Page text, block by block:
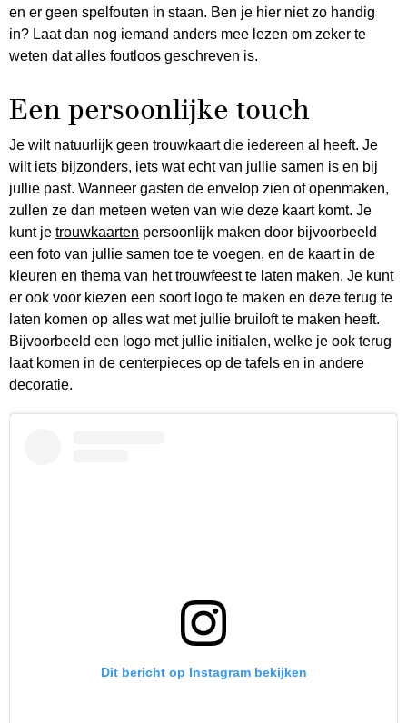
en er geen spelfouten in staan. Ben je hier niet zo handig
in? Laat dan nog iemand anders mee lezen om zeker te
weten dat alles foutloos geschreven is.
Een persoonlijke touch
Je wilt natuurlijk geen trouwkaart die iedereen al heeft. Je
wilt iets bijzonders, iets wat echt van jullie samen is en bij
jullie past. Wanneer gasten de envelop zien of openmaken,
zullen ze dan meteen weten van wie deze kaart komt. Je
kunt je trouwkaarten persoonlijk maken door bijvoorbeeld
een foto van jullie samen toe te voegen, en de kaart in de
kleuren en thema van het trouwfeest te laten maken. Je kunt
er ook voor kiezen een soort logo te maken en deze terug te
laten komen op alles wat met jullie bruiloft te maken heeft.
Bijvoorbeeld een logo met jullie initialen, welke je ook terug
laat komen in de centerpieces op de tafels en in andere
decoratie.
Dit bericht op Instagram bekijken